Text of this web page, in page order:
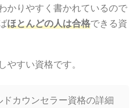
かりやすく書かれているので
ほとんどの人は合格できる資
やすい資格です。
ドカウンセラー資格の詳細